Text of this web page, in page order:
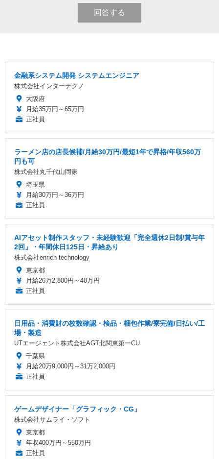
回答する
金融系システム開発 システムエンジニア
株式会社インターテクノ
大阪府
月給35万円～65万円
正社員
ラーメン店の店長候補/月給30万円/最短1年で昇格/年収560万
円も可
株式会社丸千代山岡家
埼玉県
月給30万円～36万円
正社員
AIアセット制作スタッフ・未経験歓迎「完全週休2日制/賞与年
2回」・年間休日125日・昇給あり
株式会社enrich technology
東京都
月給26万2,800円～40万円
正社員
日用品・消費財の枚数確認・検品・梱包作業/寮完備/日払い/工
場・製造
UTエージェント株式会社AGT北関東第一CU
千葉県
月給20万9,000円～31万2,000円
正社員
ゲームデザイナー「グラフィック・CG」
株式会社サムライ・ソフト
東京都
年収400万円～550万円
正社員